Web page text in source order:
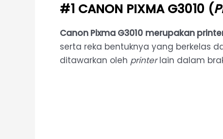
#1 CANON PIXMA G3010 (
Canon Pixma G3010 merupakan
serta reka bentuknya yang berkelas
ditawarkan oleh printerlain dalam